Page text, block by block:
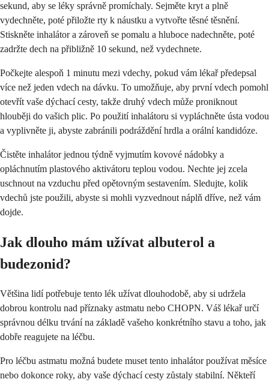
sekund, aby se léky správně promíchaly. Sejměte kryt a plně
vydechněte, poté přiložte rty k náustku a vytvořte těsné těsnění.
Stiskněte inhalátor a zároveň se pomalu a hluboce nadechněte, poté
zadržte dech na přibližně 10 sekund, než vydechnete.
Počkejte alespoň 1 minutu mezi vdechy, pokud vám lékař předepsal
více než jeden vdech na dávku. To umožňuje, aby první vdech pomohl
otevřít vaše dýchací cesty, takže druhý vdech může proniknout
hlouběji do vašich plic. Po použití inhalátoru si vypláchněte ústa vodou
a vyplivněte ji, abyste zabránili podráždění hrdla a orální kandidóze.
Čistěte inhalátor jednou týdně vyjmutím kovové nádobky a
opláchnutím plastového aktivátoru teplou vodou. Nechte jej zcela
uschnout na vzduchu před opětovným sestavením. Sledujte, kolik
vdechů jste použili, abyste si mohli vyzvednout náplň dříve, než vám
dojde.
Jak dlouho mám užívat albuterol a
budezonid?
Většina lidí potřebuje tento lék užívat dlouhodobě, aby si udržela
dobrou kontrolu nad příznaky astmatu nebo CHOPN. Váš lékař určí
správnou délku trvání na základě vašeho konkrétního stavu a toho, jak
dobře reagujete na léčbu.
Pro léčbu astmatu možná budete muset tento inhalátor používat měsíce
nebo dokonce roky, aby vaše dýchací cesty zůstaly stabilní. Někteří